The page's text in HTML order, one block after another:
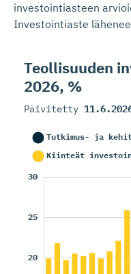
investointiasteen
Investointiaste
Teollisuuden
2026, %
Päivitetty